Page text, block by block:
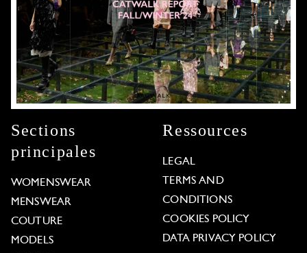
Sections
principales
WOMENSWEAR
MENSWEAR
COUTURE
MODELS
Ressources
LEGAL
TERMS AND
CONDITIONS
COOKIES POLICY
DATA PRIVACY POLICY